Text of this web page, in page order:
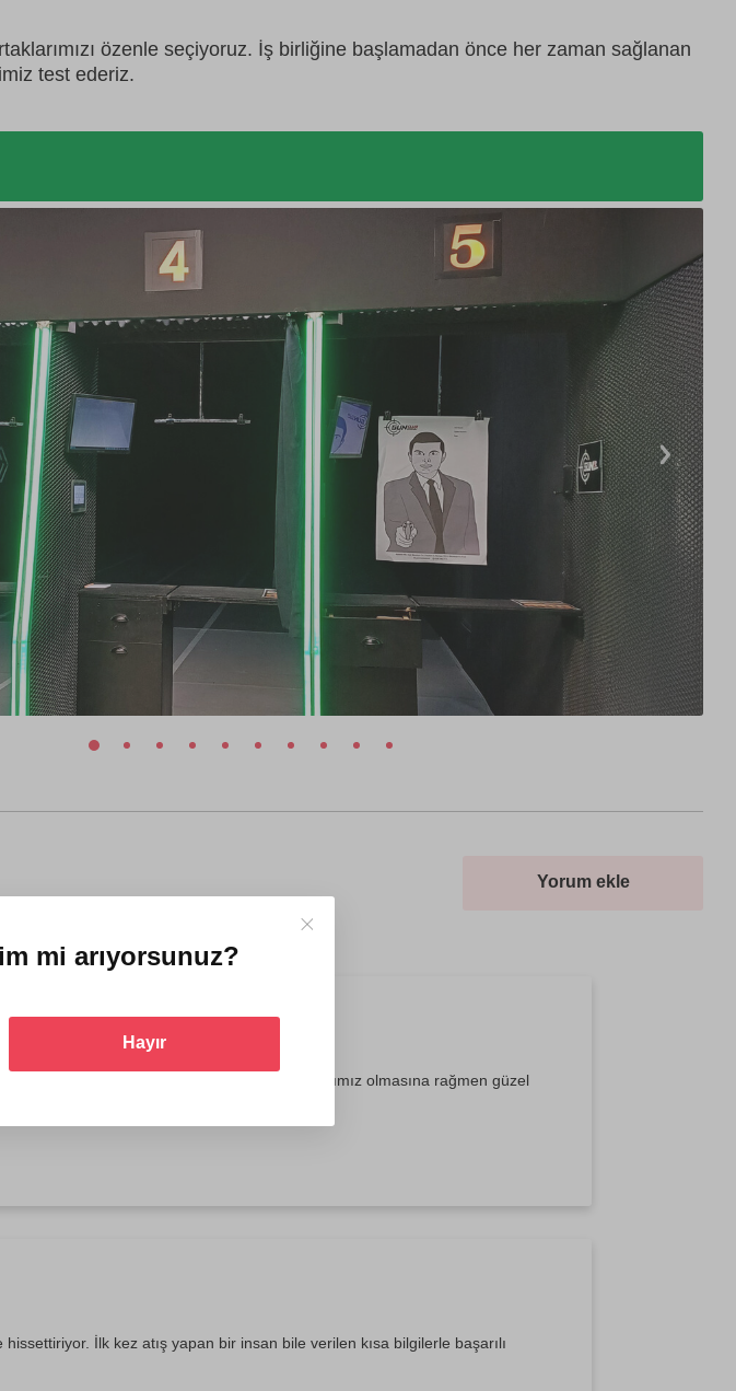
özenle seçiyoruz. İş birliğine başlamadan önce her zaman sağlanan
test ederiz.
Yorum ekle
eğitim ardından atışlarımızı yaptık, ilk atışlarımız olmasına rağmen güzel
İlk kez atış yapan bir insan bile verilen kısa bilgilerle başarılı
mi arıyorsunuz?
Hayır